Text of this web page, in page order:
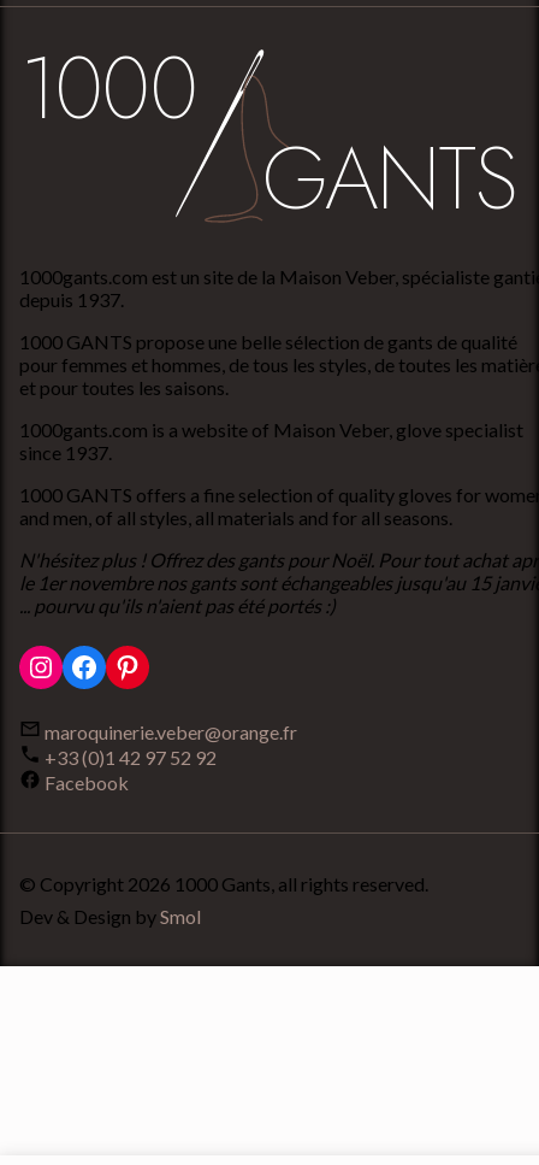
1000gants.com est un site de la Maison Veber, spécialiste
depuis 1937.
1000 GANTS propose une belle sélection de gants de qualité
pour femmes et hommes, de tous les styles, de toutes les
et pour toutes les saisons.
1000gants.com is a website of Maison Veber, glove specialist
since 1937.
1000 GANTS offers a fine selection of quality gloves for
and men, of all styles, all materials and for all seasons.
N'hésitez plus ! Offrez des gants pour Noël. Pour tout achat
le 1er novembre nos gants sont échangeables jusqu'au 15
... pourvu qu'ils n'aient pas été portés :)
Instagram
Facebook
Pinterest
maroquinerie.veber@orange.fr
+33 (0)1 42 97 52 92
Facebook
© Copyright 2026 1000 Gants, all rights reserved.
Dev & Design bySmol